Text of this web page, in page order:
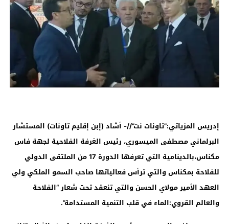
إدريس المزياتي:”تاونات نت”//- أشاد (إبن إقليم تاونات) المستشار
البرلماني مصطفى الميسوري، رئيس الغرفة الفلاحية لجهة فاس
مكناس،بالدينامية التي تعرفها الدورة 17 من الملتقى الدولي
للفلاحة بمكناس والتي ترأس فعالياتها صاحب السمو الملكي ولي
العهد الأمير مولاي الحسن والتي تنعقد تحت شعار “الفلاحة
والعالم القروي:الماء في قلب التنمية المستدامة”.